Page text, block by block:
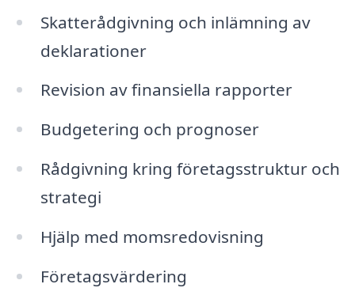
Skatterådgivning och inlämning av
deklarationer
Revision av finansiella rapporter
Budgetering och prognoser
Rådgivning kring företagsstruktur och
strategi
Hjälp med momsredovisning
Företagsvärdering